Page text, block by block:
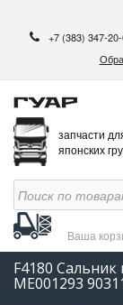
+7 (383) 347-
запчасти
японских
Ваша
F4180 Сальник
ME001293